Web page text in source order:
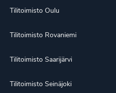
Tilitoimisto Oulu
Tilitoimisto Rovaniemi
Tilitoimisto Saarijärvi
Tilitoimisto Seinäjoki